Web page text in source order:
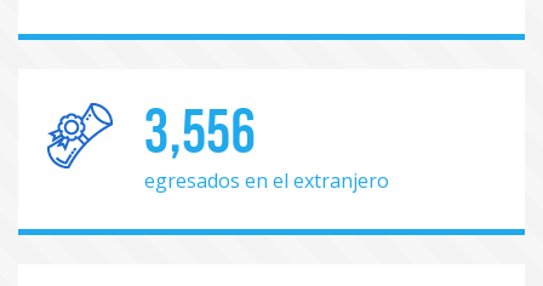
3,556
egresados en el extranjero